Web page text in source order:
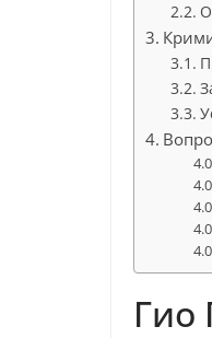
Гио